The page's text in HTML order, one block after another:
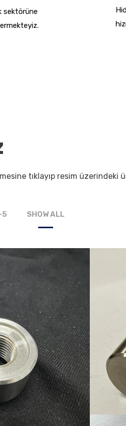
sektörüne
tıklayıp resim üzerindeki
5 SHOW ALL